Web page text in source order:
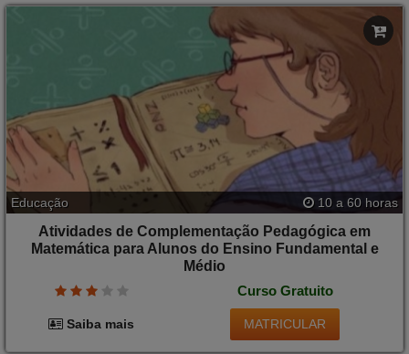
Educação 10 a 60 horas
Atividades de Complementação Pedagógica em
Matemática para Alunos do Ensino Fundamental e
Médio
Curso Gratuito
Saiba mais MATRICULAR